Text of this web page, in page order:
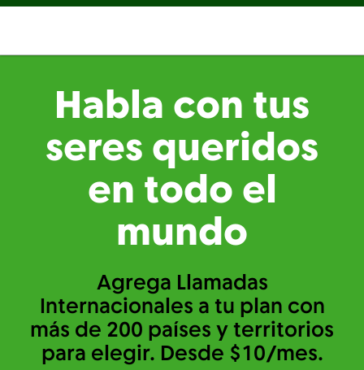
Habla con tus
seres queridos
en todo el
mundo
Agrega Llamadas
Internacionales a tu plan con
más de 200 países y territorios
para elegir. Desde $10/mes.